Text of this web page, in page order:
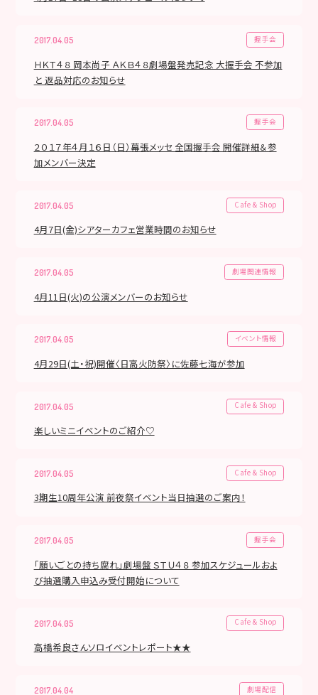
2017.04.05 握手会
ＨＫＴ４８ 岡本尚子 ＡＫＢ４８劇場盤発売記念 大握手会 不参加
と 返品対応のお知らせ
2017.04.05 握手会
２０１７年４月１６日（日）幕張メッセ 全国握手会 開催詳細＆参
加メンバー決定
2017.04.05 Cafe & Shop
4月7日(金)シアターカフェ営業時間のお知らせ
2017.04.05 劇場関連情報
4月11日(火)の公演メンバーのお知らせ
2017.04.05 イベント情報
4月29日(土・祝)開催〈日高火防祭〉に佐藤七海が参加
2017.04.05 Cafe & Shop
楽しいミニイベントのご紹介♡
2017.04.05 Cafe & Shop
3期生10周年公演 前夜祭イベント当日抽選のご案内！
2017.04.05 握手会
「願いごとの持ち腐れ」劇場盤 ＳＴＵ４８ 参加スケジュールおよ
び抽選購入申込み受付開始について
2017.04.05 Cafe & Shop
高橋希良さんソロイベントレポート★★
2017.04.04 劇場配信